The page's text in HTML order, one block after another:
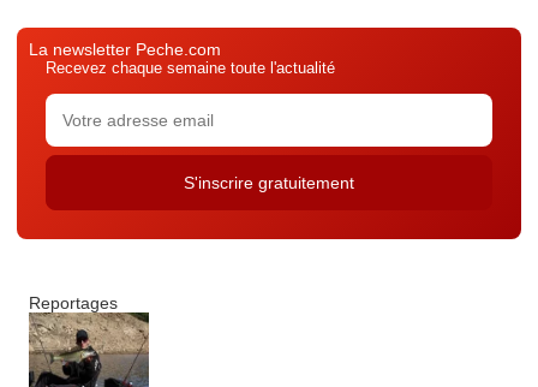
La newsletter Peche.com
Recevez chaque semaine toute l'actualité
Reportages